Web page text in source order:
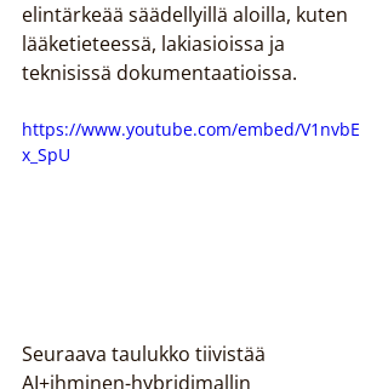
elintärkeää säädellyillä aloilla, kuten
lääketieteessä, lakiasioissa ja
teknisissä dokumentaatioissa.
https://www.youtube.com/embed/V1nvbE
x_SpU
Seuraava taulukko tiivistää
AI+ihminen-hybridimallin